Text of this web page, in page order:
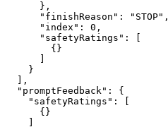
      },
      "finishReason": "STOP",
      "index": 0,
      "safetyRatings": [
        {}
    }
  ],
  "promptFeedback": {
    "safetyRatings": [
      {}